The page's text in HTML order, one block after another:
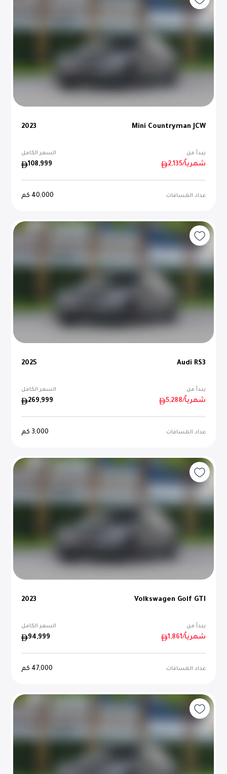
Mini Countryman JCW
2023
يبدأ من السعر الكامل
2,135 /شهرياً 108,999
عداد المسافات 40,000 كم
Audi RS3
2025
يبدأ من السعر الكامل
5,288 /شهرياً 269,999
عداد المسافات 3,000 كم
Volkswagen Golf GTI
2023
يبدأ من السعر الكامل
1,861 /شهرياً 94,999
عداد المسافات 47,000 كم